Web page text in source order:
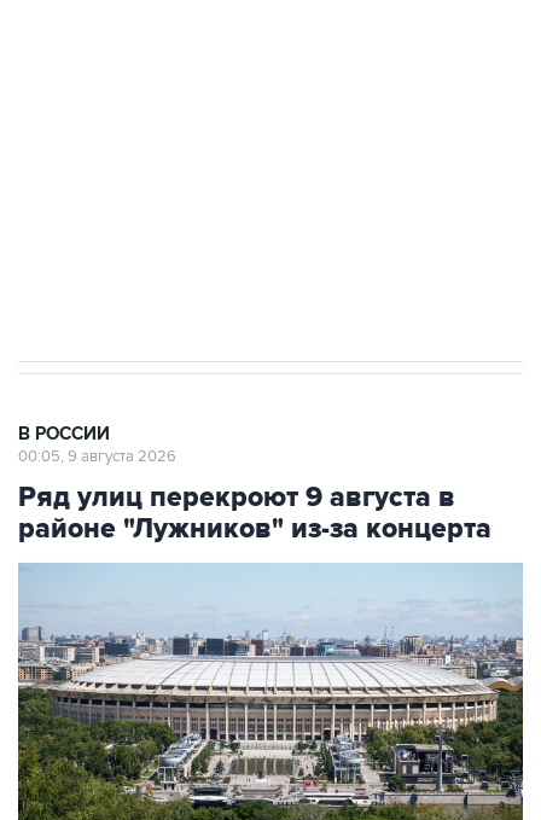
В РОССИИ
00:05, 9 августа 2026
Ряд улиц перекроют 9 августа в
районе "Лужников" из-за концерта